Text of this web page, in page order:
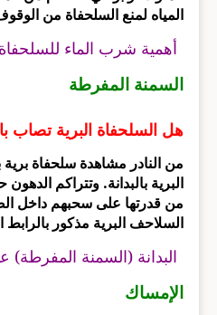
المياه لمنع السلحفاة من الوقوف
أهمية شرب الماء للسلحفاة
السمنة المفرطة
هل السلحفاة البرية تصاب
من النادر مشاهدة سلحفاة
البرية بالبدانة. وتتراكم
من قدرتها على سحبهم داخل
السلاحف البرية مذكور بالرابط
البدانة (السمنة المفرطة)
الإمساك